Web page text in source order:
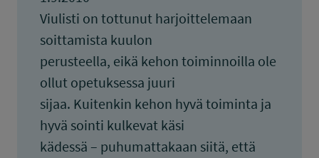
Viulisti on tottunut harjoittelemaan
soittamista kuulon
perusteella, eikä kehon toiminnoilla ole
ollut opetuksessa juuri
sijaa. Kuitenkin kehon hyvä toiminta ja
hyvä sointi kulkevat käsi
kädessä – puhumattakaan siitä, että